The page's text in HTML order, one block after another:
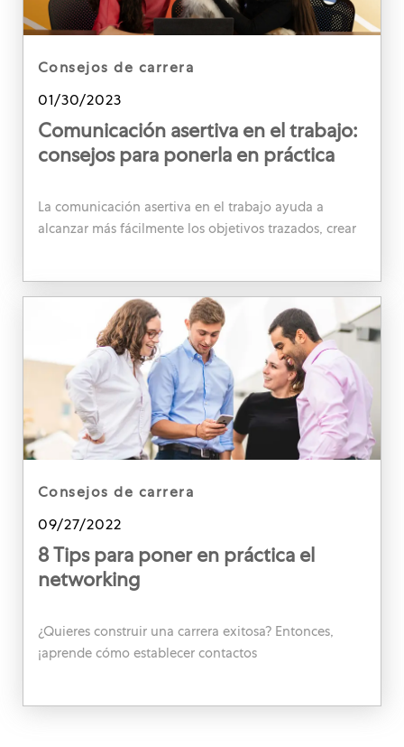
category
consejos de carrera
Posted date
01/30/2023
Comunicación asertiva en el trabajo:
consejos para ponerla en práctica
La comunicación asertiva en el trabajo ayuda a
alcanzar más fácilmente los objetivos trazados, crear
category
consejos de carrera
Posted date
09/27/2022
8 Tips para poner en práctica el
networking
¿Quieres construir una carrera exitosa? Entonces,
¡aprende cómo establecer contactos